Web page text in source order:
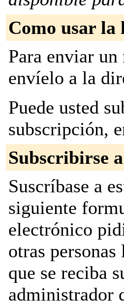
Como usar la
Para enviar
envíelo a la
Puede usted
subscripción,
Subscribirse
Suscríbase a
siguiente
electrónico
otras
que se reciba
administrador